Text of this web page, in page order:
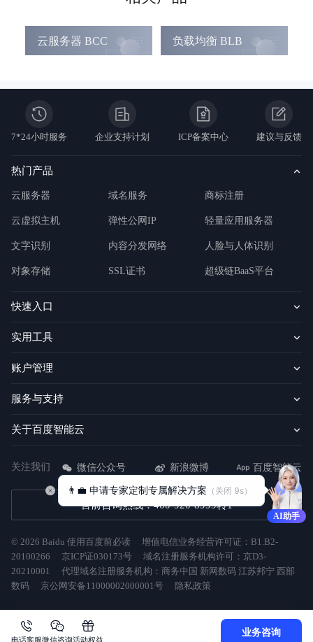
云服务器 BCC 负载均衡 BLB
7*24小时服务 企业支持计划 ICP备案中心 建议与反馈
热门产品
云服务器 域名服务 商标注册
云虚拟主机 弹性公网IP 轻量应用服务器
文字识别 内容分发网络 人脸与人体识别
对象存储 SSL证书 超级链BaaS平台
快速入口
实用工具
账户管理
服务与支持
关于百度智能云
关注我们 微信公众号 新浪微博 百度智能云
售前咨询热线：400-920-8999转1
© 2026 Baidu 使用百度前必读
增值电信业务经营许可证：B1.B2-
20100266
京ICP证030173号
域名注册服务机构许可：京D3-
20210001
代理域名注册服务机构：商务中国 新网数码 江苏邦宁 西部
数码
京公网安备11000002000001号 隐私政策
AI助手
👨‍💼 申请专家定制专属解决方案 （关闭 9s）
电话客服微信咨询活动权益
业务咨询